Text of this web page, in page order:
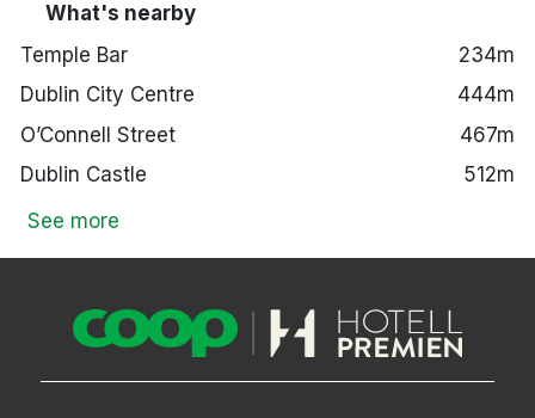
What's nearby
Temple Bar
234m
Dublin City Centre
444m
O’Connell Street
467m
Dublin Castle
512m
See more